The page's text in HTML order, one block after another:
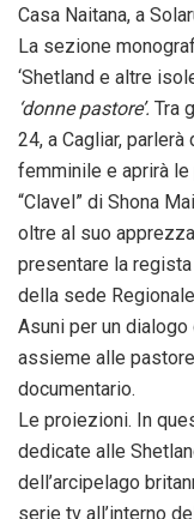
Casa Naitana, a
La sezione
‘Shetland e altre
‘donne pastore’. Tra
24, a Cagliar,
femminile e aprirà
“Clavel” di Shona
oltre al suo
presentare la
della sede
Asuni per un
assieme alle
documentario.
Le proiezioni. In
dedicate alle
dell’arcipelago
serie tv all’interno